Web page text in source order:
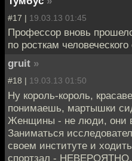
#17 | 19.03.13 01:45
Профессор вновь
по росткам
gruit »
#18 | 19.03.13 01:50
Ну король-король,
понимаешь, мартышки
Женщины - не люди, они
Заниматься
своем институте и
спортзал -